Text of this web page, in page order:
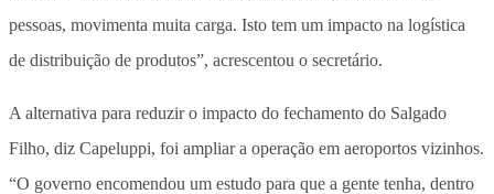
pessoas, movimenta muita carga. Isto tem um impacto na logística
de distribuição de produtos”, acrescentou o secretário.
A alternativa para reduzir o impacto do fechamento do Salgado
Filho, diz Capeluppi, foi ampliar a operação em aeroportos vizinhos.
“O governo encomendou um estudo para que a gente tenha, dentro